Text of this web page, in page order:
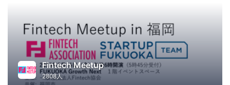
Fintech Meetup
2808人